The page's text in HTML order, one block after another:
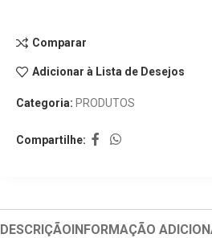
Comparar
Adicionar à Lista de Desejos
Categoria: PRODUTOS
Compartilhe:
DESCRIÇÃOINFORMAÇÃO